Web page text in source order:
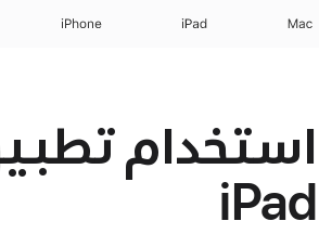
Mac
iPad‏
iPhone
iPad